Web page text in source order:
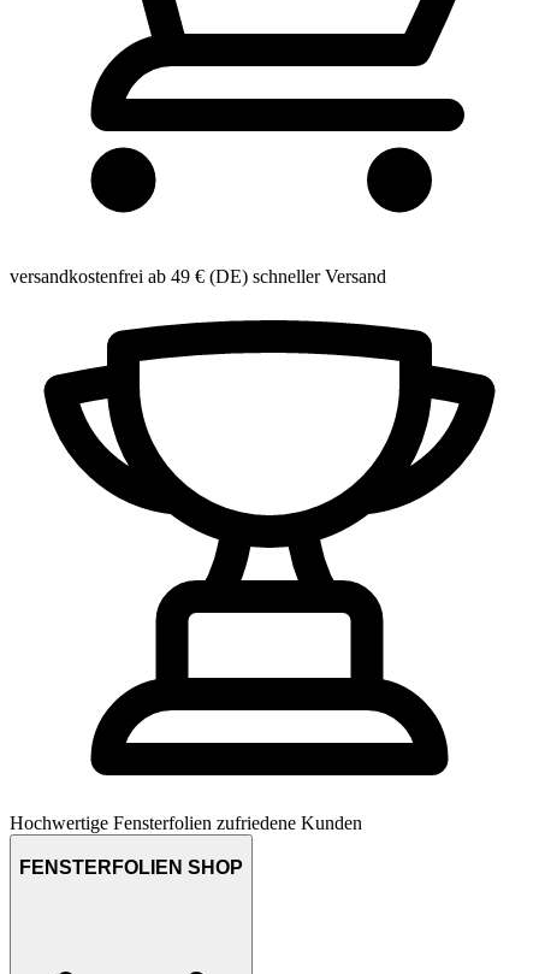
versandkostenfrei ab 49 € (DE) schneller Versand
Hochwertige Fensterfolien zufriedene Kunden
FENSTERFOLIEN SHOP